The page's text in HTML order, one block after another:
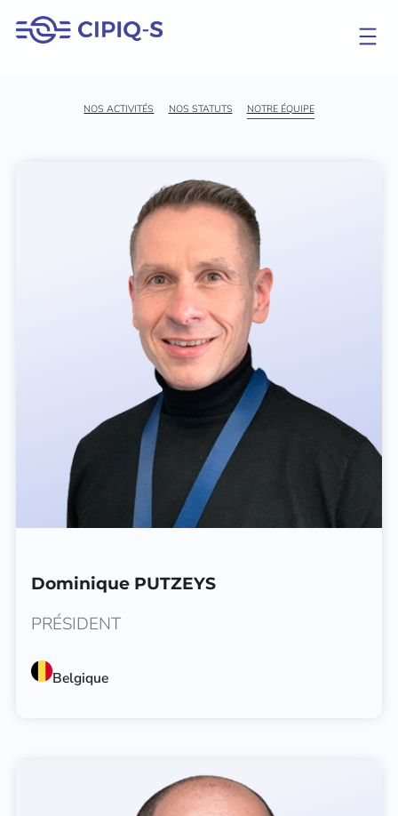
NOS ACTIVITÉS NOS STATUTS NOTRE ÉQUIPE
Dominique PUTZEYS
PRÉSIDENT
Belgique